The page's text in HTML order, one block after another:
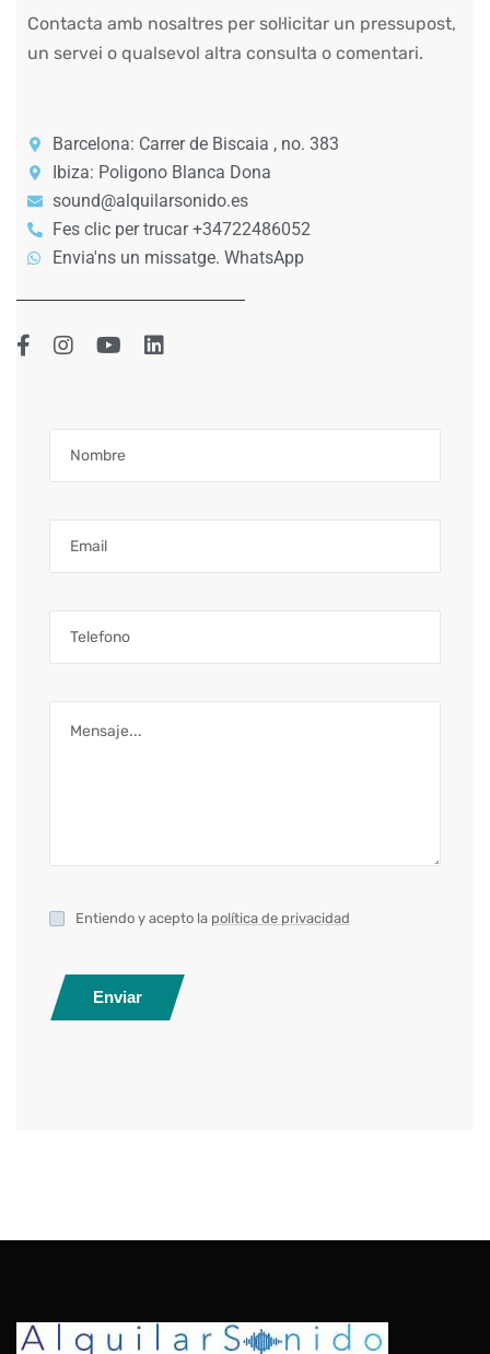
Contacta amb nosaltres per sol·licitar un pressupost,
un servei o qualsevol altra consulta o comentari.
Barcelona: Carrer de Biscaia , no. 383
Ibiza: Poligono Blanca Dona
sound@alquilarsonido.es
Fes clic per trucar +34722486052
Envia'ns un missatge. WhatsApp
Entiendo y acepto la política de privacidad
Enviar